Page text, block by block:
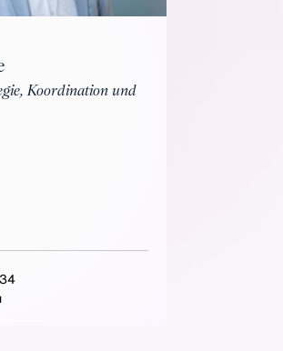
Koordination und